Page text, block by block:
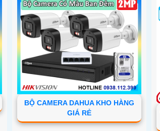
BỘ CAMERA DAHUA KHO HÀNG
GIÁ RẺ